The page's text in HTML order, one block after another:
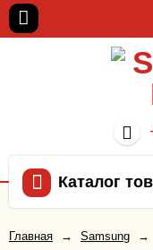
Каталог
Главная → Samsung
→